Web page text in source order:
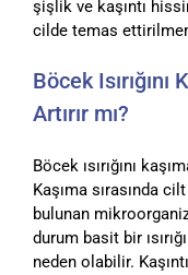
şişlik ve kaşıntı
cilde temas
Böcek
Artırır mı?
Böcek ısırığını
Kaşıma sırasında
bulunan
durum basit bir
neden olabilir.